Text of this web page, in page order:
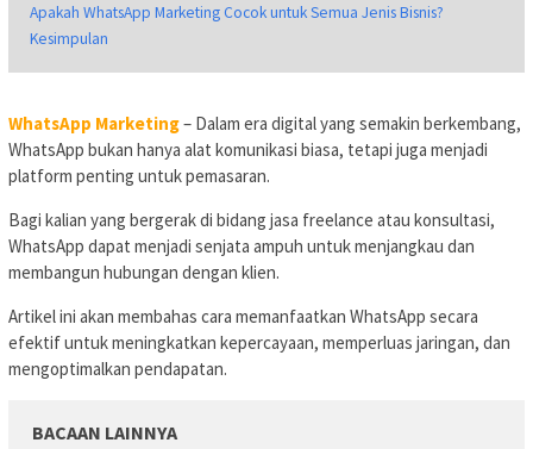
Apakah WhatsApp Marketing Cocok untuk Semua Jenis Bisnis?
Kesimpulan
WhatsApp Marketing– Dalam era digital yang semakin berkembang,
WhatsApp bukan hanya alat komunikasi biasa, tetapi juga menjadi
platform penting untuk pemasaran.
Bagi kalian yang bergerak di bidang jasa freelance atau konsultasi,
WhatsApp dapat menjadi senjata ampuh untuk menjangkau dan
membangun hubungan dengan klien.
Artikel ini akan membahas cara memanfaatkan WhatsApp secara
efektif untuk meningkatkan kepercayaan, memperluas jaringan, dan
mengoptimalkan pendapatan.
BACAAN LAINNYA